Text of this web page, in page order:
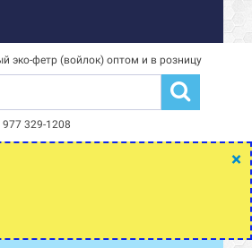
эко-фетр (войлок) оптом и в розницу
977 329-1208
×